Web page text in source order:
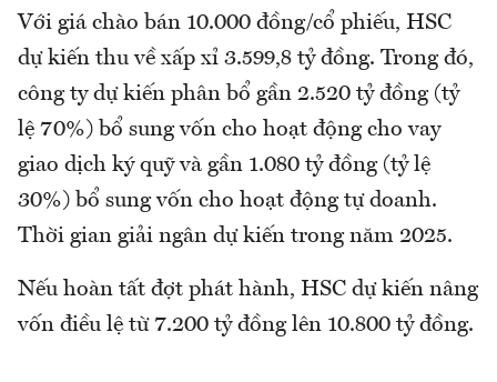
Với giá chào bán 10.000 đồng/cổ phiếu, HSC
dự kiến thu về xấp xỉ 3.599,8 tỷ đồng. Trong đó,
công ty dự kiến phân bổ gần 2.520 tỷ đồng (tỷ
lệ 70%) bổ sung vốn cho hoạt động cho vay
giao dịch ký quỹ và gần 1.080 tỷ đồng (tỷ lệ
30%) bổ sung vốn cho hoạt động tự doanh.
Thời gian giải ngân dự kiến trong năm 2025.
Nếu hoàn tất đợt phát hành, HSC dự kiến nâng
vốn điều lệ từ 7.200 tỷ đồng lên 10.800 tỷ đồng.